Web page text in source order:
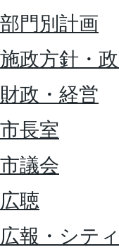
部門別計画
施政方針・
財政・経営
市長室
市議会
広聴
広報・シテ